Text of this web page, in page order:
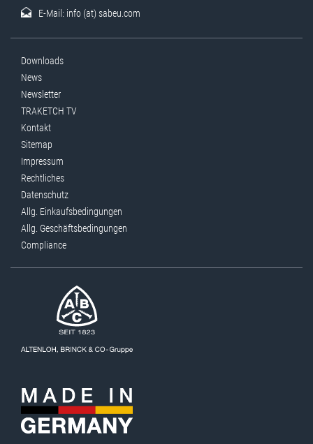
E-Mail: info (at) sabeu.com
Downloads
News
Newsletter
TRAKETCH TV
Kontakt
Sitemap
Impressum
Rechtliches
Datenschutz
Allg. Einkaufsbedingungen
Allg. Geschäftsbedingungen
Compliance